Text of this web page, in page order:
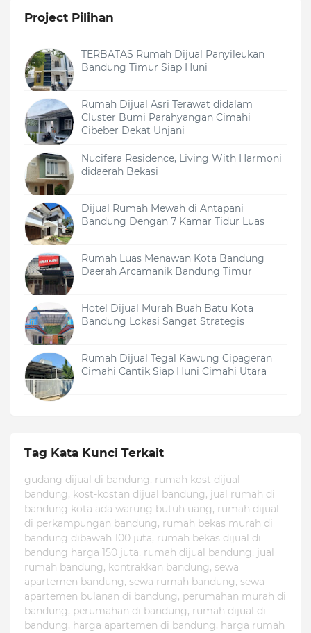
Project Pilihan
TERBATAS Rumah Dijual Panyileukan
Bandung Timur Siap Huni
Rumah Dijual Asri Terawat didalam
Cluster Bumi Parahyangan Cimahi
Cibeber Dekat Unjani
Nucifera Residence, Living With Harmoni
didaerah Bekasi
Dijual Rumah Mewah di Antapani
Bandung Dengan 7 Kamar Tidur Luas
Rumah Luas Menawan Kota Bandung
Daerah Arcamanik Bandung Timur
Hotel Dijual Murah Buah Batu Kota
Bandung Lokasi Sangat Strategis
Rumah Dijual Tegal Kawung Cipageran
Cimahi Cantik Siap Huni Cimahi Utara
Tag Kata Kunci Terkait
gudang dijual di bandung, rumah kost dijual
bandung, kost-kostan dijual bandung, jual rumah di
bandung kota ada warung butuh uang, rumah dijual
di perkampungan bandung, rumah bekas murah di
bandung dibawah 100 juta, rumah bekas dijual di
bandung harga 150 juta, rumah dijual bandung, jual
rumah bandung, kontrakkan bandung, sewa
apartemen bandung, sewa rumah bandung, sewa
apartemen bulanan di bandung, perumahan murah di
bandung, perumahan di bandung, rumah dijual di
bandung, harga apartemen di bandung, harga rumah